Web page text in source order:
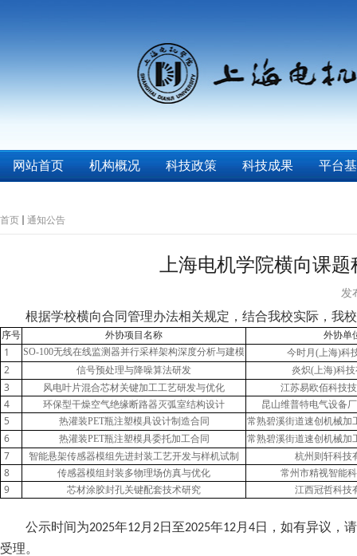
网站首页 机构概况 科技政策 科技成果 平台
首页 通知公告
上海电机学院横向课
发
根据学校横向合同管理办法相关规定，结合我校实际，我
序号 外协项目名称 外协单
1 SO-100无线在线监测器并行采样架构深度分析与建模 今时月(上海)科
2 信号预处理与降噪算法研发 炎炽(上海)科
3 风电叶片混合芯材关键加工工艺研发与优化
江苏易欧佰科技
4
环保型干燥空气绝缘断路器灭弧室结构设计
昆山维普特电气设备
5
热灌装PET瓶注塑模具设计制造合同
常熟碧溪街道速创机械加
6
热灌装PET瓶注塑模具委托加工合同
常熟碧溪街道速创机械加
7
智能悬架传感器模组先进封装工艺开发与样机试制
杭州则轩科技
8
传感器模组封装多物理场仿真与优化
常州市精视智能
9
芯材涂胶封孔关键配套技术研究 江西冠哲科技
公示时间为2025年12月 2日至2025年12月 4日，如有异议，
受理。